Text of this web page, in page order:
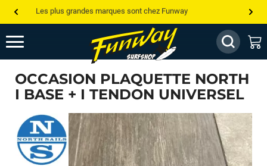
Les plus grandes marques sont chez Funway
Jusqu’à -75% de remise sur le windsurf, wingfoil, etc...
💰 Meilleur prix garanti — Moins cher ailleurs ? On s’aligne !
Besoin de conseils de pro ? Appelle nous !
OCCASION PLAQUETTE NORTH
I BASE + I TENDON UNIVERSEL